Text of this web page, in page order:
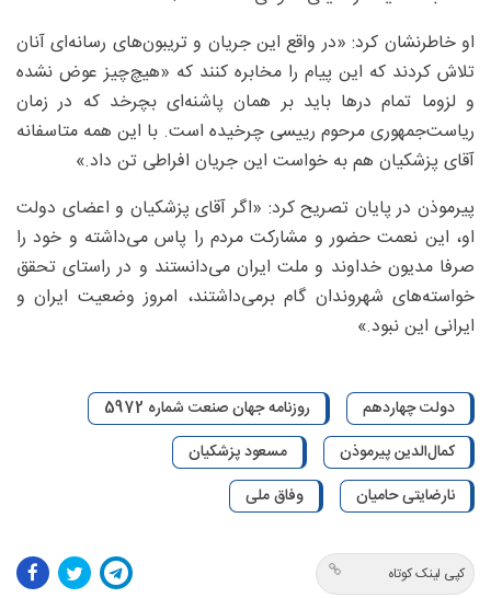
او خاطرنشان کرد: «در واقع این جریان و تریبون‌های رسانه‌ای آنان
تلاش کردند که این پیام را مخابره کنند که «هیچ‌چیز عوض نشده
و لزوما تمام درها باید بر همان پاشنه‌ای بچرخد که در زمان
ریاست‌جمهوری مرحوم رییسی چرخیده است. با این همه متاسفانه
آقای پزشکیان هم به خواست این جریان افراطی تن داد.»
پیرموذن در پایان تصریح کرد: «اگر آقای پزشکیان و اعضای دولت
او، این نعمت حضور و مشارکت مردم را پاس می‌داشته و خود را
صرفا مدیون خداوند و ملت ایران می‌دانستند و در راستای تحقق
خواسته‌های شهروندان گام برمی‌داشتند، امروز وضعیت ایران و
ایرانی این نبود.»
دولت چهاردهم
روزنامه جهان صنعت شماره 5972
کمال‌الدین پیرموذن
مسعود پزشکیان
نارضایتی حامیان
وفاق ملی
کپی لینک کوتاه